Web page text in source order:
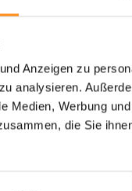
Anzeigen zu
analysieren.
Medien, Werbung
die Sie